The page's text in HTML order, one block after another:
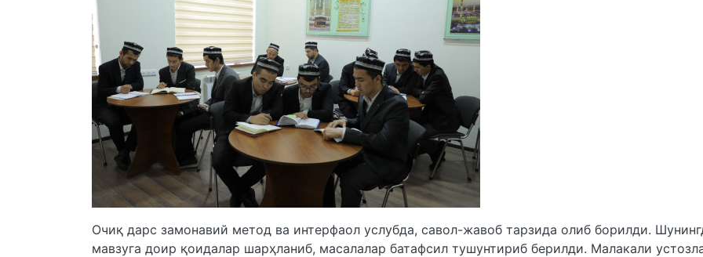
Очиқ дарс замонавий метод ва интерфаол услубда, савол-жавоб тарзида олиб борилди.
мавзуга доир қоидалар шарҳланиб, масалалар батафсил тушунтириб берилди. Малакали